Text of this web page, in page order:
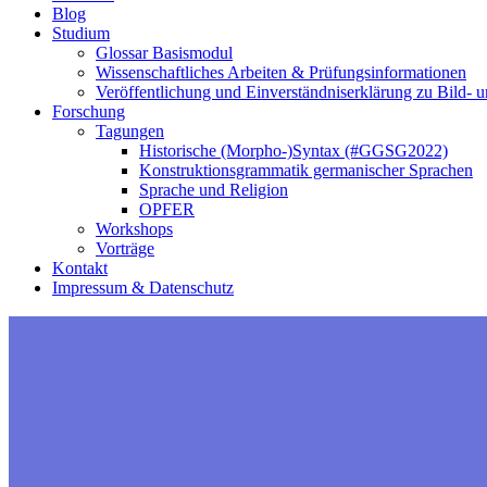
Blog
Studium
Glossar Basismodul
Wissenschaftliches Arbeiten & Prüfungsinformationen
Veröffentlichung und Einverständniserklärung zu Bild-
Forschung
Tagungen
Historische (Morpho-)Syntax (#GGSG2022)
Konstruktions­grammatik germani­scher Sprachen
Sprache und Religion
OPFER
Workshops
Vorträge
Kontakt
Impressum & Datenschutz